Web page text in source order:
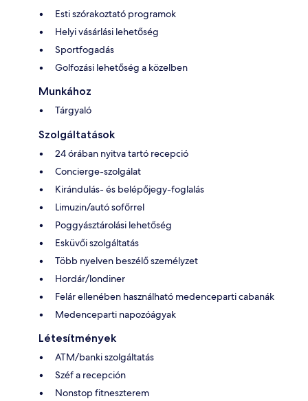
Esti szórakoztató programok
Helyi vásárlási lehetőség
Sportfogadás
Golfozási lehetőség a közelben
Munkához
Tárgyaló
Szolgáltatások
24 órában nyitva tartó recepció
Concierge-szolgálat
Kirándulás- és belépőjegy-foglalás
Limuzin/autó sofőrrel
Poggyásztárolási lehetőség
Esküvői szolgáltatás
Több nyelven beszélő személyzet
Hordár/londiner
Felár ellenében használható medenceparti cabanák
Medenceparti napozóágyak
Létesítmények
ATM/banki szolgáltatás
Széf a recepción
Nonstop fitneszterem